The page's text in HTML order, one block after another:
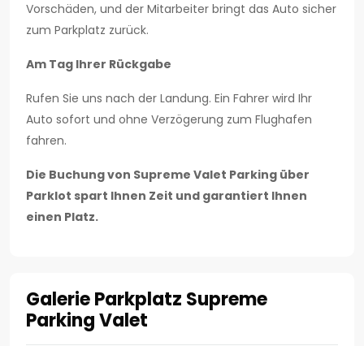
Vorschäden, und der Mitarbeiter bringt das Auto sicher
zum Parkplatz zurück.
Am Tag Ihrer Rückgabe
Rufen Sie uns nach der Landung. Ein Fahrer wird Ihr
Auto sofort und ohne Verzögerung zum Flughafen
fahren.
Die Buchung von Supreme Valet Parking über
Parklot spart Ihnen Zeit und garantiert Ihnen
einen Platz.
Galerie Parkplatz Supreme
Parking Valet